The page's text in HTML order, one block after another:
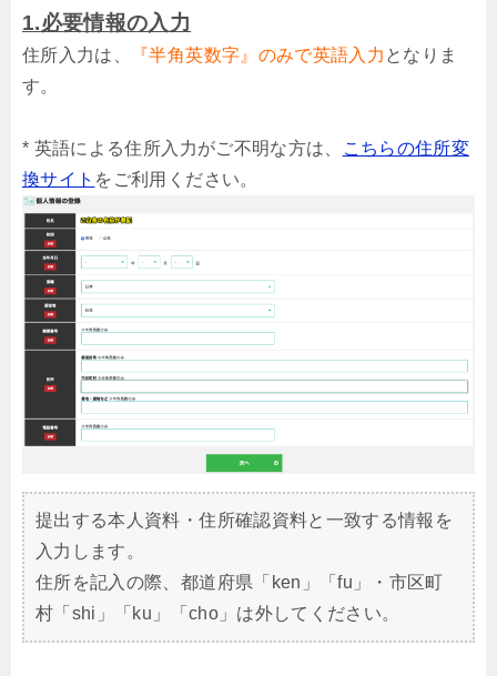
1.必要情報の入力
住所入力は、 『半角英数字』のみで英語入力 となりま
す。
* 英語による住所入力がご不明な方は、
こちらの住所変
換サイト をご利用ください。
提出する本人資料・住所確認資料と一致する情報を
入力します。
住所を記入の際、都道府県「ken」「fu」・市区町
村「shi」「ku」「cho」は外してください。